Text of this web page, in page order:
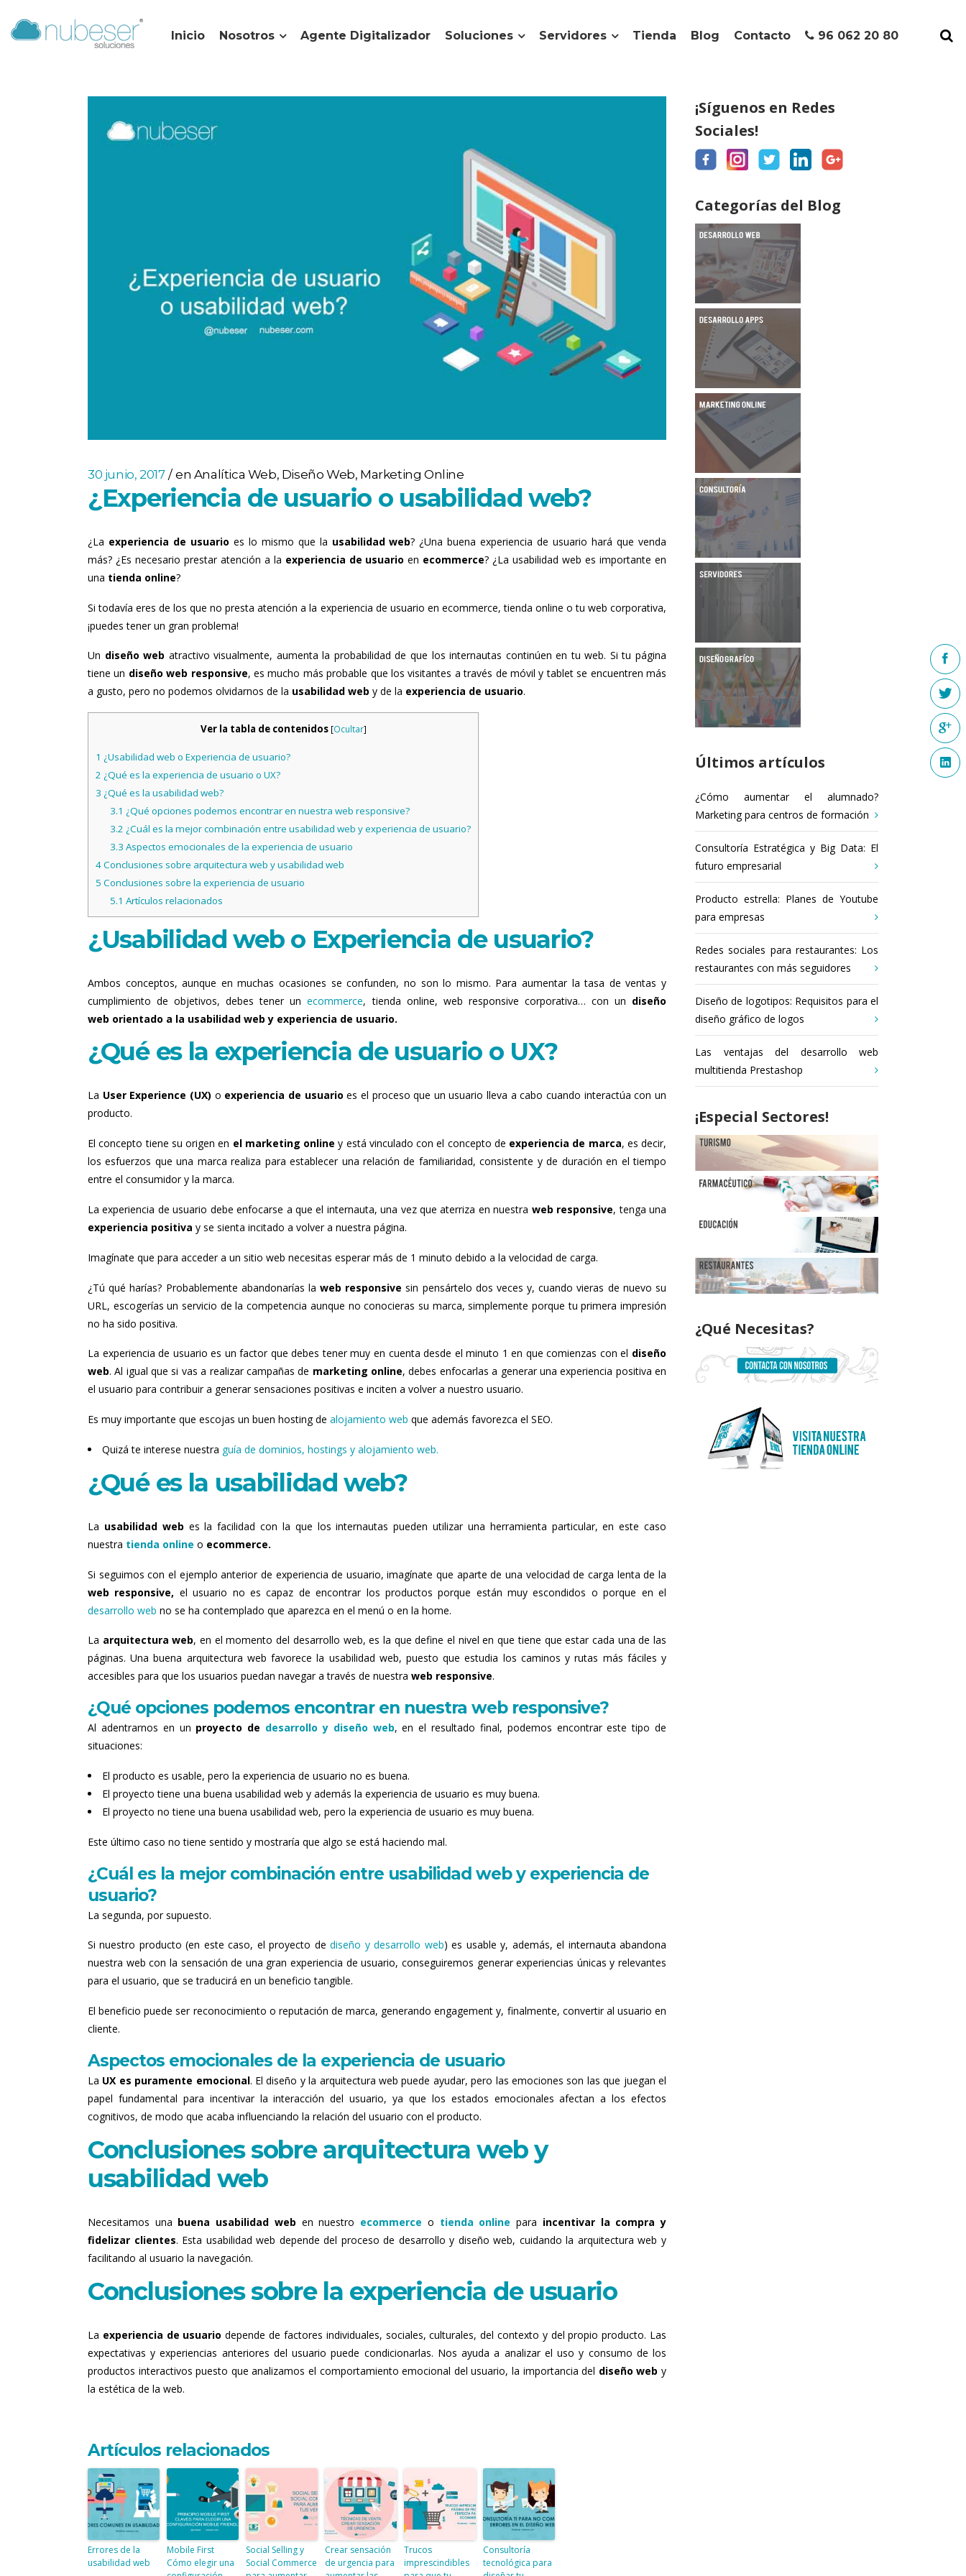
Inicio Nosotros Agente Digitalizador Soluciones Servidores Tienda Blog Contacto 96 062 20 80
30 junio, 2017 en Analítica Web, Diseño Web, Marketing Online
¿Experiencia de usuario o usabilidad web?
¿La experiencia de usuario es lo mismo que la usabilidad web? ¿Una buena experiencia de usuario hará que venda
más? ¿Es necesario prestar atención a la experiencia de usuario en ecommerce? ¿La usabilidad web es importante en
una tienda online?
Si todavía eres de los que no presta atención a la experiencia de usuario en ecommerce, tienda online o tu web corporativa,
¡puedes tener un gran problema!
Un diseño web atractivo visualmente, aumenta la probabilidad de que los internautas continúen en tu web. Si tu página
tiene un diseño web responsive, es mucho más probable que los visitantes a través de móvil y tablet se encuentren más
a gusto, pero no podemos olvidarnos de la usabilidad web y de la experiencia de usuario.
Ver la tabla de contenidos [Ocultar]
1 ¿Usabilidad web o Experiencia de usuario?
2 ¿Qué es la experiencia de usuario o UX?
3 ¿Qué es la usabilidad web?
3.1 ¿Qué opciones podemos encontrar en nuestra web responsive?
3.2 ¿Cuál es la mejor combinación entre usabilidad web y experiencia de usuario?
3.3 Aspectos emocionales de la experiencia de usuario
4Conclusiones sobre arquitectura web y usabilidad web
5 Conclusiones sobre la experiencia de usuario
5.1 Artículos relacionados
¿Usabilidad web o Experiencia de usuario?
Ambos conceptos, aunque en muchas ocasiones se confunden, no son lo mismo. Para aumentar la tasa de ventas y
cumplimiento de objetivos, debes tener unecommerce, tienda online, web responsive corporativa… con un diseño
web orientado a la usabilidad web y experiencia de usuario.
¿Qué es la experiencia de usuario o UX?
La User Experience (UX) o experiencia de usuario es el proceso que un usuario lleva a cabo cuando interactúa con un
producto.
El concepto tiene su origen en el marketing online y está vinculado con el concepto de experiencia de marca, es decir,
los esfuerzos que una marca realiza para establecer una relación de familiaridad, consistente y de duración en el tiempo
entre el consumidor y la marca.
La experiencia de usuario debe enfocarse a que el internauta, una vez que aterriza en nuestra web responsive, tenga una
experiencia positiva y se sienta incitado a volver a nuestra página.
Imagínate que para acceder a un sitio web necesitas esperar más de 1 minuto debido a la velocidad de carga.
¿Tú qué harías? Probablemente abandonarías laweb responsive sin pensártelo dos veces y, cuando vieras de nuevo su
URL, escogerías un servicio de la competencia aunque no conocieras su marca, simplemente porque tu primera impresión
no ha sido positiva.
La experiencia de usuario es un factor que debes tener muy en cuenta desde el minuto 1 en que comienzas con el diseño
web. Al igual que si vas a realizar campañas de marketing online, debes enfocarlas a generar una experiencia positiva en
el usuario para contribuir a generar sensaciones positivas e inciten a volver a nuestro usuario.
Es muy importante que escojas un buen hosting de alojamiento web que además favorezca el SEO.
Quizá te interese nuestra guía de dominios, hostings y alojamiento web.
¿Qué es la usabilidad web?
La usabilidad web es la facilidad con la que los internautas pueden utilizar una herramienta particular, en este caso
nuestra tienda online o ecommerce.
Si seguimos con el ejemplo anterior de experiencia de usuario, imagínate que aparte de una velocidad de carga lenta de la
web responsive, el usuario no es capaz de encontrar los productos porque están muy escondidos o porque en el
desarrollo web no se ha contemplado que aparezca en el menú o en la home.
La arquitectura web, en el momento del desarrollo web, es la que define el nivel en que tiene que estar cada una de las
páginas. Una buena arquitectura web favorece la usabilidad web, puesto que estudia los caminos y rutas más fáciles y
accesibles para que los usuarios puedan navegar a través de nuestra web responsive.
¿Qué opciones podemos encontrar en nuestra web responsive?
Al adentrarnos en un proyecto de desarrollo y diseño web, en el resultado final, podemos encontrar este tipo de
situaciones:
El producto es usable, pero la experiencia de usuario no es buena.
El proyecto tiene una buena usabilidad web y además la experiencia de usuario es muy buena.
El proyecto no tiene una buena usabilidad web, pero la experiencia de usuario es muy buena.
Este último caso no tiene sentido y mostraría que algo se está haciendo mal.
¿Cuál es la mejor combinación entre usabilidad web y experiencia de
usuario?
La segunda, por supuesto.
Si nuestro producto (en este caso, el proyecto dediseño y desarrollo web) es usable y, además, el internauta abandona
nuestra web con la sensación de una gran experiencia de usuario, conseguiremos generar experiencias únicas y relevantes
para el usuario, que se traducirá en un beneficio tangible.
El beneficio puede ser reconocimiento o reputación de marca, generando engagement y, finalmente, convertir al usuario en
cliente.
Aspectos emocionales de la experiencia de usuario
La UX es puramente emocional. El diseño y la arquitectura web puede ayudar, pero las emociones son las que juegan el
papel fundamental para incentivar la interacción del usuario, ya que los estados emocionales afectan a los efectos
cognitivos, de modo que acaba influenciando la relación del usuario con el producto.
Conclusiones sobre arquitectura web y
usabilidad web
Necesitamos una buena usabilidad web en nuestro ecommerce o tienda online para incentivar la compra y
fidelizar clientes. Esta usabilidad web depende del proceso de desarrollo y diseño web, cuidando la arquitectura web y
facilitando al usuario la navegación.
Conclusiones sobre la experiencia de usuario
La experiencia de usuario depende de factores individuales, sociales, culturales, del contexto y del propio producto. Las
expectativas y experiencias anteriores del usuario puede condicionarlas. Nos ayuda a analizar el uso y consumo de los
productos interactivos puesto que analizamos el comportamiento emocional del usuario, la importancia del diseño web y
la estética de la web.
Artículos relacionados
Errores de la
usabilidad web
Mobile First
Cómo elegir una
Social Selling y
Social Commerce
Crear sensación
de urgencia para
Trucos
imprescindibles
Consultoría
tecnológica para
¡Síguenos en Redes
Sociales!
Categorías del Blog
Últimos artículos
¿Cómo aumentar el alumnado?
Marketing para centros de formación
Consultoría Estratégica y Big Data: El
futuro empresarial
Producto estrella: Planes de Youtube
para empresas
Redes sociales para restaurantes: Los
restaurantes con más seguidores
Diseño de logotipos: Requisitos para el
diseño gráfico de logos
Las ventajas del desarrollo web
multitienda Prestashop
¡Especial Sectores!
¿Qué Necesitas?